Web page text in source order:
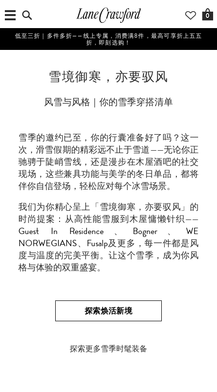
0
低至三折｜多件多折——线上专属，消费满8件，最高可享折上五五
折，即刻选购！
雪境御寒，亦要驭风
风雪与风格｜你的雪季穿搭清单
雪季的邀约已至，你的行囊准备好了吗？这一
次，滑雪假期的精彩远不止于雪道——无论你正
驰骋于陡峭雪线，还是漫步在木屋酒吧的社交
现场，这些兼具功能与美学的冬日单品，都将
伴你自信登场，轻松应对每个冰雪场景。
我们为你精心呈上「雪境御寒，亦要驭风」的
时尚提案：从高性能雪服到木屋慵懒针织——
Guest In Residence 、 Bogner、 WE
NORWEGIANS、 Fusalp及更多，每一件都是风
度与温度的完美平衡。让这个雪季，成为你风
格与体验的双重盛宴。
探索焕活新境
探索更多雪季时髦装备